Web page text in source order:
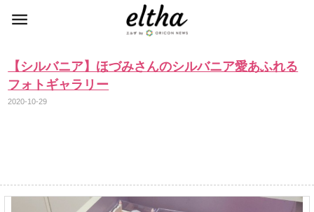
【シルバニア】ほづみさんのシルバニア愛あふれる
フォトギャラリー
2020-10-29